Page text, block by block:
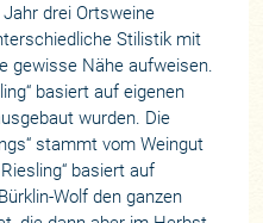
drei Ortsweine
Stilistik mit
gewisse Nähe aufweisen.
basiert auf eigenen
wurden. Die
stammt vom Weingut
basiert auf
Wolf den ganzen